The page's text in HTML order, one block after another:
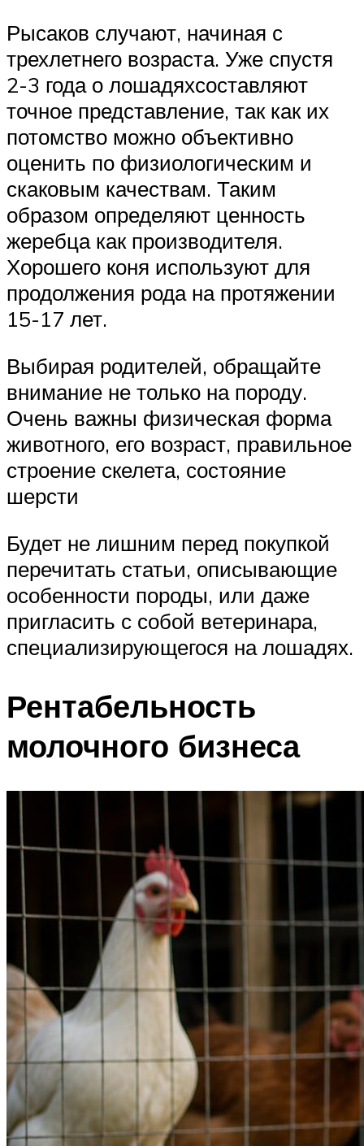
Рысаков случают, начиная с
трехлетнего возраста. Уже спустя
2-3 года о лошадяхсоставляют
точное представление, так как их
потомство можно объективно
оценить по физиологическим и
скаковым качествам. Таким
образом определяют ценность
жеребца как производителя.
Хорошего коня используют для
продолжения рода на протяжении
15-17 лет.
Выбирая родителей, обращайте
внимание не только на породу.
Очень важны физическая форма
животного, его возраст, правильное
строение скелета, состояние
шерсти
Будет не лишним перед покупкой
перечитать статьи, описывающие
особенности породы, или даже
пригласить с собой ветеринара,
специализирующегося на лошадях.
Рентабельность
молочного бизнеса